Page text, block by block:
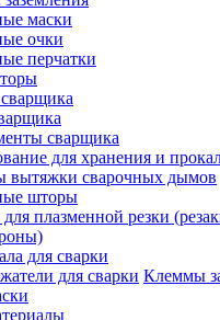
маски
очки
перчатки
сварщика
для хранения и
вытяжки сварочных дымов
шторы
плазменной резки
для сварки
для сварки Клеммы